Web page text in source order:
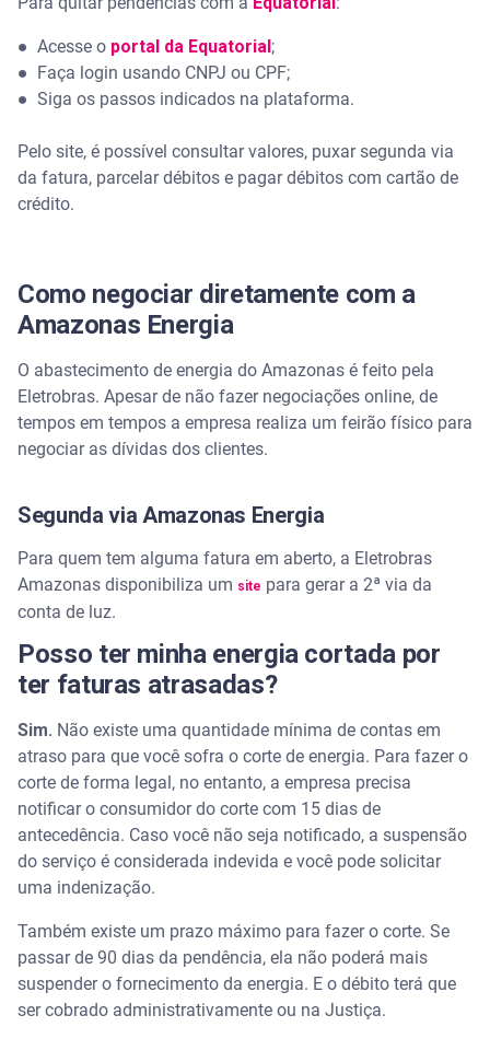
● Acesse o portal da Equatorial ;
●
Faça login usando CNPJ ou CPF;
● Siga os passos indicados na plataforma.
Pelo site, é possível consultar valores, puxar segunda via
da fatura, parcelar débitos e pagar débitos com cartão de
crédito.
Como negociar diretamente com a
Amazonas Energia
O abastecimento de energia do Amazonas é feito pela
Eletrobras. Apesar de não fazer negociações online, de
tempos em tempos a empresa realiza um feirão físico para
negociar as dívidas dos clientes.
Segunda via Amazonas Energia
Para quem tem alguma fatura em aberto, a Eletrobras
Amazonas disponibiliza um site para gerar a 2ª via da
conta de luz.
Posso ter minha energia cortada por
ter faturas atrasadas?
Sim. Não existe uma quantidade mínima de contas em
atraso para que você sofra o corte de energia. Para fazer o
corte de forma legal, no entanto, a empresa precisa
notificar o consumidor do corte com 15 dias de
antecedência. Caso você não seja notificado, a suspensão
do serviço é considerada indevida e você pode solicitar
uma indenização.
Também existe um prazo máximo para fazer o corte. Se
passar de 90 dias da pendência, ela não poderá mais
suspender o fornecimento da energia. E o débito terá que
ser cobrado administrativamente ou na Justiça.